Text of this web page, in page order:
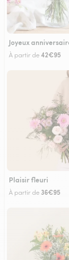
Joyeux
À partir de42€95
Plaisir fleuri
À partir de 36€95